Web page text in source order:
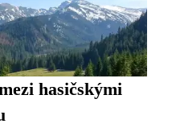
hasičskými